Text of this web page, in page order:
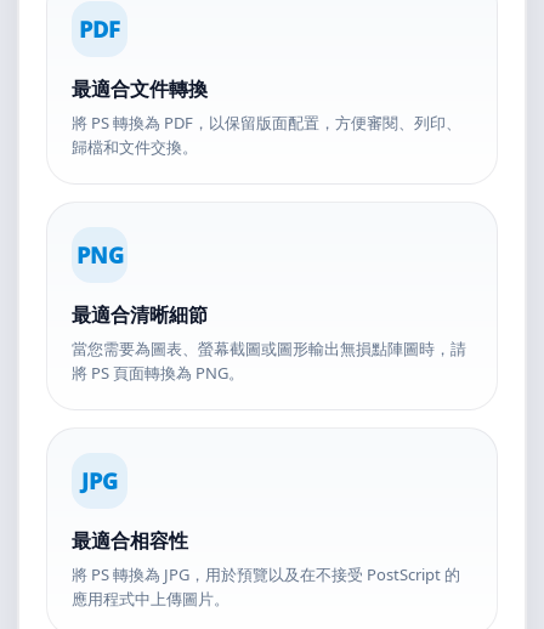
PDF
最適合文件轉換
將 PS 轉換為 PDF，以保留版面配置，方便審閱、列印、
歸檔和文件交換。
PNG
最適合清晰細節
當您需要為圖表、螢幕截圖或圖形輸出無損點陣圖時，請
將 PS 頁面轉換為 PNG。
JPG
最適合相容性
將 PS 轉換為 JPG，用於預覽以及在不接受 PostScript 的
應用程式中上傳圖片。